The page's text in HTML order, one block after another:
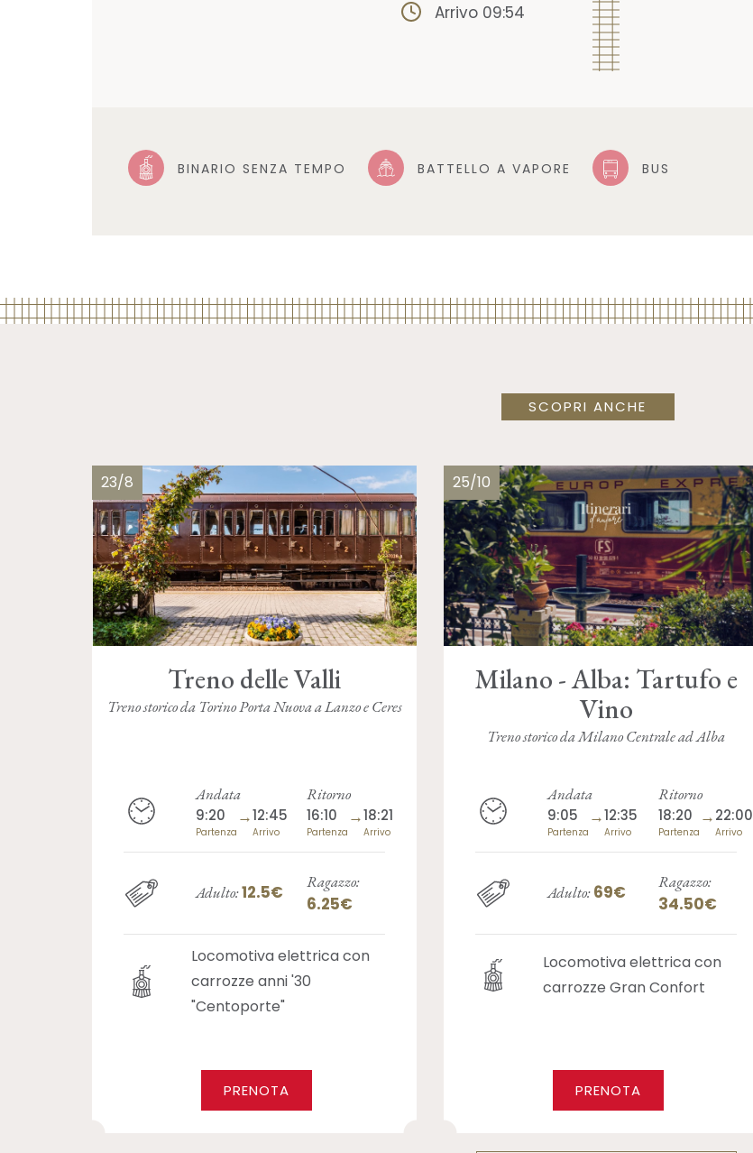
Arrivo 09:54
BINARIO SENZA TEMPO BATTELLO A VAPORE BUS
SCOPRI ANCHE
23/8
Treno delle Valli
Treno storico da Torino Porta Nuova a Lanzo e Ceres
Andata
9:20
Partenza
→12:45
Arrivo
Ritorno
16:10
Partenza
→18:21
Arrivo
Adulto:12.5€
Ragazzo:
6.25€
Locomotiva elettrica con
carrozze anni '30
"Centoporte"
PRENOTA
25/10
Milano - Alba: Tartufo e
Vino
Treno storico da Milano Centrale ad Alba
Andata
9:05
Partenza
→12:35
Arrivo
Ritorno
18:20
Partenza
→22:00
Arrivo
Adulto:69€
Ragazzo:
34.50€
Locomotiva elettrica con
carrozze Gran Confort
PRENOTA